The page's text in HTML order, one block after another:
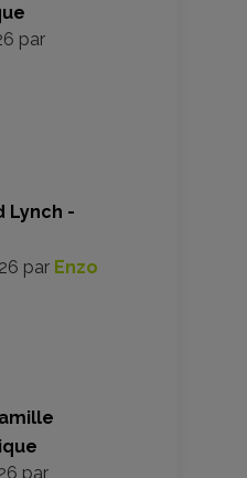
par
Lynch -
par Enzo
par